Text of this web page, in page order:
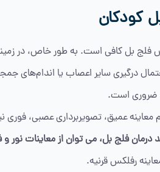
کودکان
فلج بل کافی است. به طور خاص، در
درگیری سایر اعصاب یا اندام‌های
ضروری است.
عمیق، تصویربرداری عصبی، فوری
فلج بل، می توان از معاینات نور و
رفلکس قرنیه.